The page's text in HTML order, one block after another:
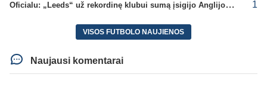
Oficialu: „Leeds“ už rekordinę klubui sumą įsigijo Anglijos rinktinės vartininką 1
VISOS FUTBOLO NAUJIENOS
Naujausi komentarai